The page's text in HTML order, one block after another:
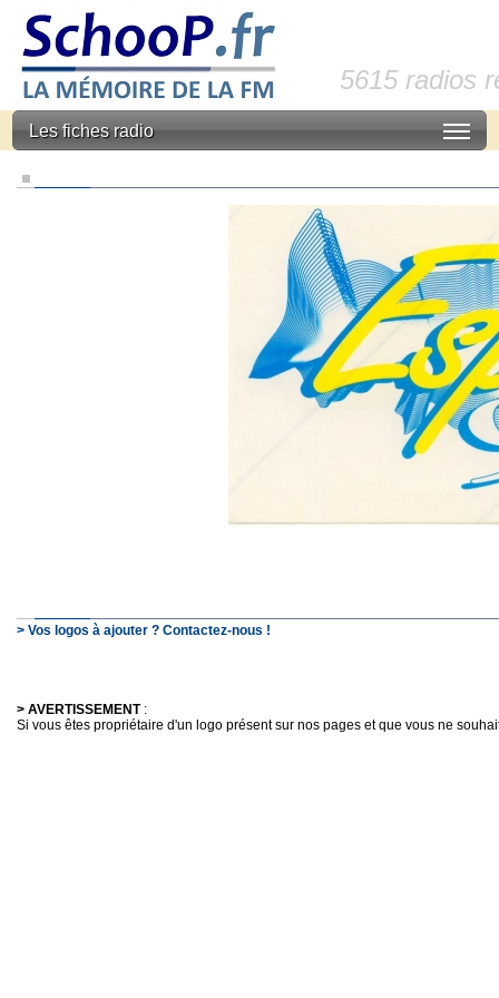
5615 radios
Les fiches radio
> Vos logos à ajouter ? Contactez-nous !
> AVERTISSEMENT:
Si vous êtes propriétaire d'un logo présent sur nos pages et que vous ne